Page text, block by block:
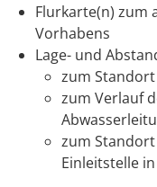
Flurkarte(n) zum
Vorhabens
Lage- und
zum
zum Verlauf
zum
Einleitstelle